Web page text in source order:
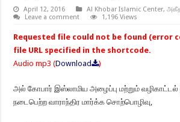
April 12, 2016 Al Khobar Islamic Center,
Leave a comment
1,196 Views
Requested file could not be found (error
file URL specified in the shortcode.
Audio mp3 (Download )
அல் கோபார் இஸ்லாமிய அழைப்பு மற்றும் வழிகாட்டல்
நடைபெற்ற வாராந்திர மார்க்க சொற்பொழிவு,